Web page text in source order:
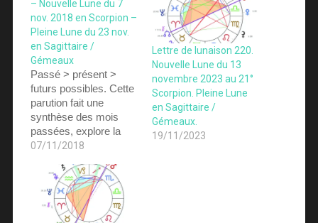
– Nouvelle Lune du 7
nov. 2018 en Scorpion –
Pleine Lune du 23 nov.
en Sagittaire /
Gémeaux
Passé > présent >
futurs possibles. Cette
parution fait une
synthèse des mois
passées, explore la
lunaison en cours en
et défis de la lunaison,
et creuse des
hypothèses sur les
mois et années à
07/11/2018
Lettre de lunaison 220.
Nouvelle Lune du 13
novembre 2023 au 21°
Scorpion. Pleine Lune
en Sagittaire /
Gémeaux.
19/11/2023